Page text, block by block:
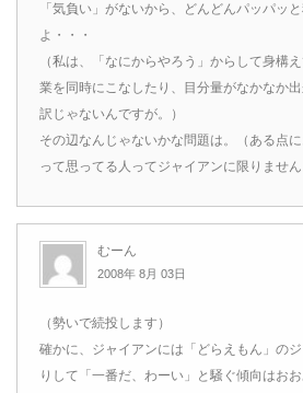
「気負い」がないから、どんどんパッパッ
よ・・・
（私は、「なにからやろう」からして身構
業を同時にこなしたり、目分量がなかなか
訳じゃないんですが。）
その辺なんじゃないかな問題は。（ある点に
って思ってる人ってジャイアンに限りません
むーん
2008年 8月 03日
（勢いで続投します）
確かに、ジャイアンには「どらえもん」の
りして「一番だ、わーい」と騒ぐ傾向はお